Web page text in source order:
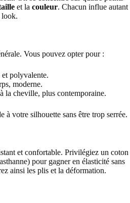
et la couleur. Chacun influe autant
look.
Vous pouvez opter pour :
polyvalente.
moderne.
la cheville, plus contemporaine.
à votre silhouette sans être trop serrée.
et confortable. Privilégiez un coton
pour gagner en élasticité sans
ainsi les plis et la déformation.